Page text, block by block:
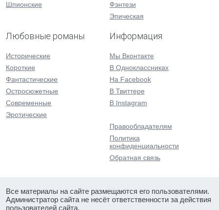
Шпионские
Фэнтези
Эпическая
Любовные романы
Исторические
Короткие
Фантастические
Остросюжетные
Современные
Эротические
Информация
Мы Вконтакте
В Одноклассниках
На Facebook
В Твиттере
В Instagram
Правообладателям
Политика
конфиденциальности
Обратная связь
Все материалы на сайте размещаются его пользователями.
Администратор сайта не несёт ответственности за действия
пользователей сайта.